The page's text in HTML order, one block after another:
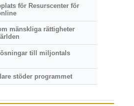
för Resurscenter för
mänskliga rättigheter
till miljontals
stöder programmet